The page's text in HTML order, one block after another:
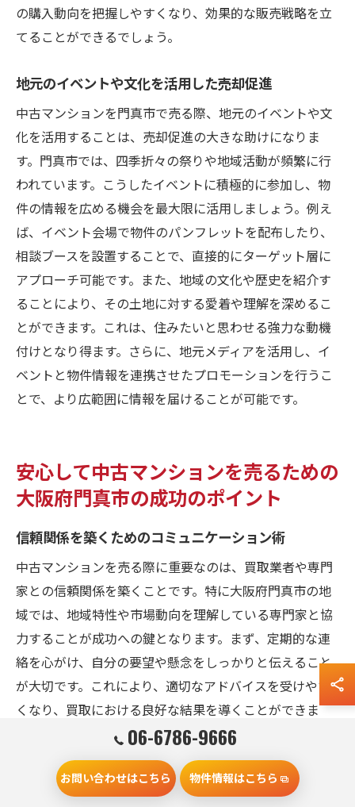
の購入動向を把握しやすくなり、効果的な販売戦略を立
てることができるでしょう。
地元のイベントや文化を活用した売却促進
中古マンションを門真市で売る際、地元のイベントや文
化を活用することは、売却促進の大きな助けになりま
す。門真市では、四季折々の祭りや地域活動が頻繁に行
われています。こうしたイベントに積極的に参加し、物
件の情報を広める機会を最大限に活用しましょう。例え
ば、イベント会場で物件のパンフレットを配布したり、
相談ブースを設置することで、直接的にターゲット層に
アプローチ可能です。また、地域の文化や歴史を紹介す
ることにより、その土地に対する愛着や理解を深めるこ
とができます。これは、住みたいと思わせる強力な動機
付けとなり得ます。さらに、地元メディアを活用し、イ
ベントと物件情報を連携させたプロモーションを行うこ
とで、より広範囲に情報を届けることが可能です。
安心して中古マンションを売るための
大阪府門真市の成功のポイント
信頼関係を築くためのコミュニケーション術
中古マンションを売る際に重要なのは、買取業者や専門
家との信頼関係を築くことです。特に大阪府門真市の地
域では、地域特性や市場動向を理解している専門家と協
力することが成功への鍵となります。まず、定期的な連
絡を心がけ、自分の要望や懸念をしっかりと伝えること
が大切です。これにより、適切なアドバイスを受けやす
くなり、買取における良好な結果を導くことができま
す。また、専門家から受けた提案に対して積極的にフィ
ードバックを行い、双方向のコミュニケーションを図る
ことで、透明性のある取引につながります。質問を重
06-6786-9666
お問い合わせはこちら 物件情報はこちら